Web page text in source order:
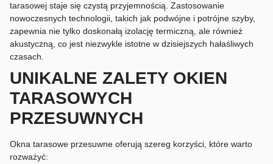
tarasowej staje się czystą przyjemnością. Zastosowanie
nowoczesnych technologii, takich jak podwójne i potrójne szyby,
zapewnia nie tylko doskonałą izolację termiczną, ale również
akustyczną, co jest niezwykle istotne w dzisiejszych hałaśliwych
czasach.
UNIKALNE ZALETY OKIEN
TARASOWYCH
PRZESUWNYCH
Okna tarasowe przesuwne oferują szereg korzyści, które warto
rozważyć: